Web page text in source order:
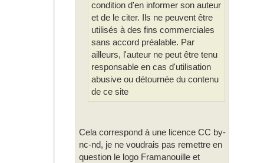
condition d'en informer son auteur
et de le citer. Ils ne peuvent être
utilisés à des fins commerciales
sans accord préalable. Par
ailleurs, l'auteur ne peut être tenu
responsable en cas d'utilisation
abusive ou détournée du contenu
de ce site
Cela correspond à une licence CC by-
nc-nd, je ne voudrais pas remettre en
question le logo Framanouille et